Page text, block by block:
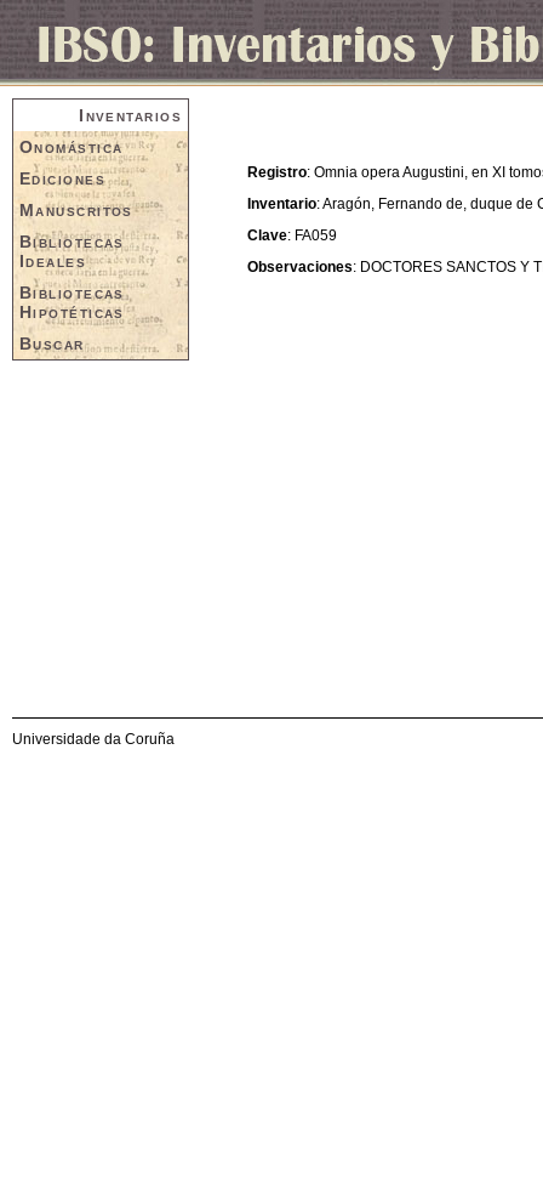
Inventarios
Onomástica
Ediciones
Manuscritos
Bibliotecas
Ideales
Bibliotecas
Hipotéticas
Buscar
Registro: Omnia opera Augustini, en XI
Inventario: Aragón, Fernando de, duque de
Clave: FA059
Observaciones: DOCTORES SANCTOS Y
Universidade da Coruña